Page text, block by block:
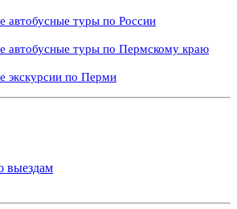
автобусные туры по России
автобусные туры по Пермскому краю
экскурсии по Перми
выездам